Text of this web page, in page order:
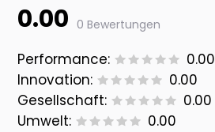
0.00 0 Bewertungen
Performance:
0.00
Innovation:
0.00
Gesellschaft:
0.00
Umwelt:
0.00